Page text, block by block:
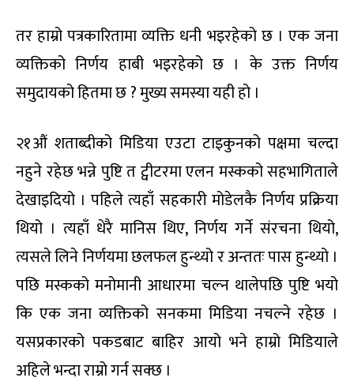
तर हाम्रो पत्रकारितामा व्यक्ति धनी भइरहेको छ । एक जना
व्यक्तिको निर्णय हाबी भइरहेको छ । के उक्त निर्णय
समुदायको हितमा छ ? मुख्य समस्या यही हो ।
२१औं शताब्दीको मिडिया एउटा टाइकुनको पक्षमा चल्दा
नहुने रहेछ भन्ने पुष्टि त ट्वीटरमा एलन मस्कको सहभागिताले
देखाइदियो । पहिले त्यहाँ सहकारी मोडेलकै निर्णय प्रक्रिया
थियो । त्यहाँ धेरै मानिस थिए, निर्णय गर्ने संरचना थियो,
त्यसले लिने निर्णयमा छलफल हुन्थ्यो र अन्ततः पास हुन्थ्यो ।
पछि मस्कको मनोमानी आधारमा चल्न थालेपछि पुष्टि भयो
कि एक जना व्यक्तिको सनकमा मिडिया नचल्ने रहेछ ।
यसप्रकारको पकडबाट बाहिर आयो भने हाम्रो मिडियाले
अहिले भन्दा राम्रो गर्न सक्छ ।